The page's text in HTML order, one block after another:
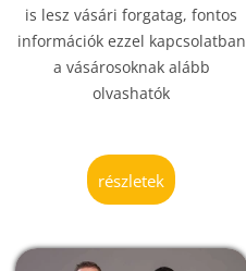
is lesz vásári forgatag, fontos
információk ezzel kapcsolatban
a vásárosoknak alább
olvashatók
részletek